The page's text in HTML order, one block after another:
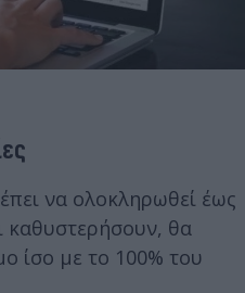
να ολοκληρωθεί έως
καθυστερήσουν, θα
ίσο με το 100% του